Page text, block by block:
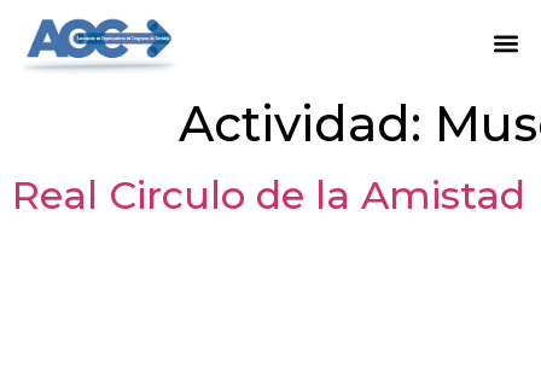
Actividad:
Real Circulo de la Amistad